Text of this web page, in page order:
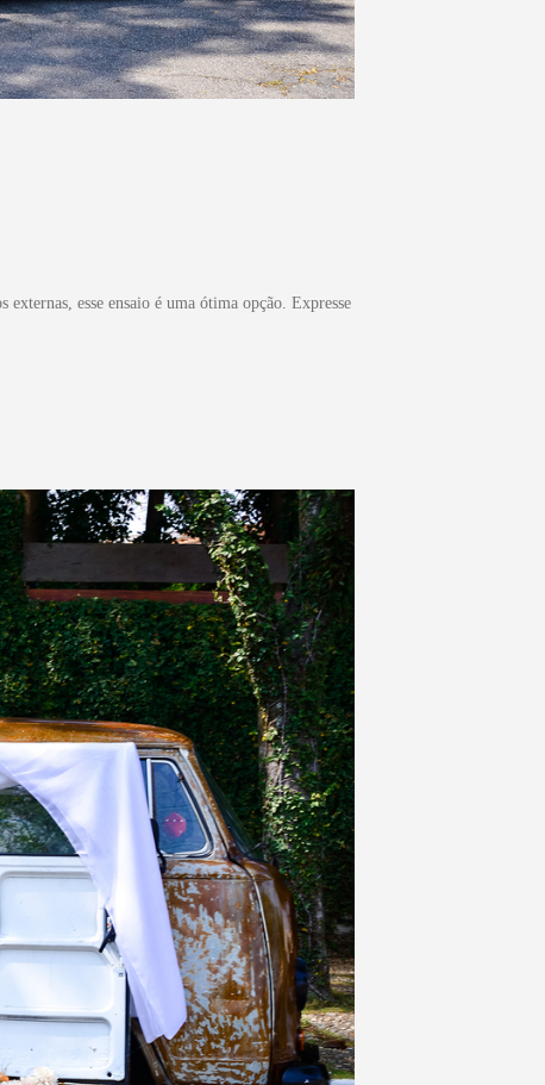
esse ensaio é uma ótima opção. Expresse